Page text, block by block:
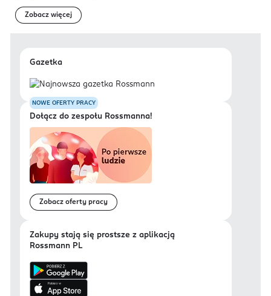
Zobacz więcej
Gazetka
NOWE OFERTY PRACY
Dołącz do zespołu Rossmanna!
Zobacz oferty pracy
Zakupy stają się prostsze z aplikacją
Rossmann PL